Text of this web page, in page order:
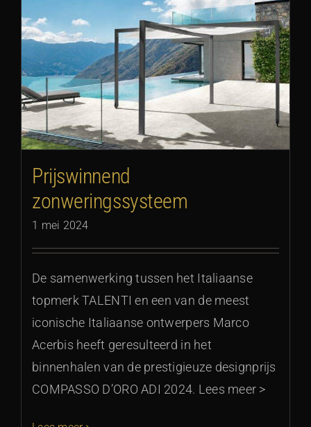
Prijswinnend
zonweringssysteem
1 mei 2024
De samenwerking tussen het Italiaanse
topmerk TALENTI en een van de meest
iconische Italiaanse ontwerpers Marco
Acerbis heeft geresulteerd in het
binnenhalen van de prestigieuze designprijs
COMPASSO D’ORO ADI 2024. Lees meer >